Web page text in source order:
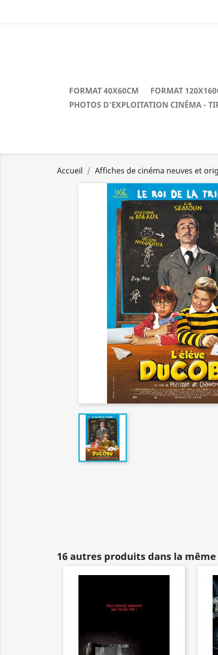
FORMAT 40X60CM FORMAT
PHOTOS D'EXPLOITATION CINÉMA -
Accueil Affiches de cinéma neuves et
16 autres produits dans la